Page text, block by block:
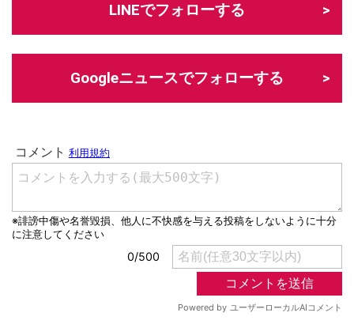
LINEでフォローする
Googleニュースでフォローする